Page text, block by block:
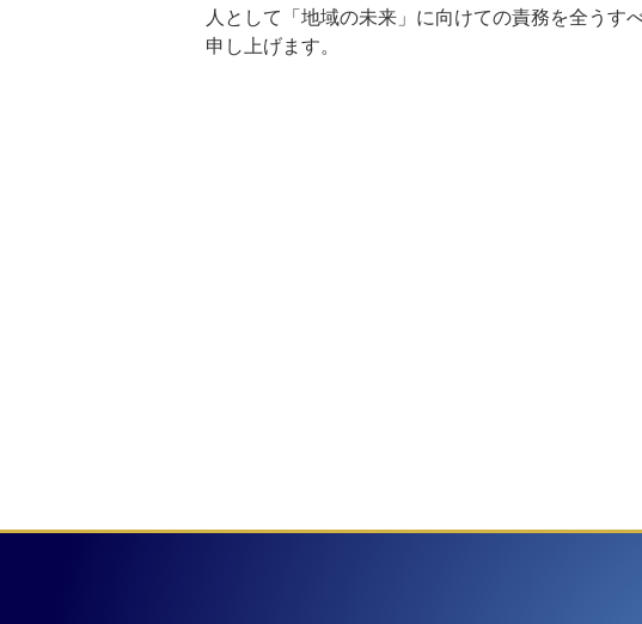
人として「地域の未来」に向けての責務を全う
申し上げます。